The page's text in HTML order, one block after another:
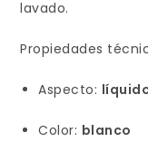
lavado.
Propiedades
Aspecto:
Color: blanco